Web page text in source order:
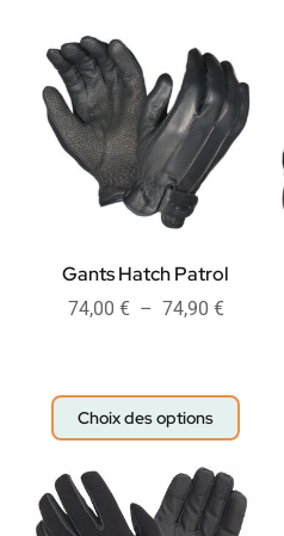
Gants Hatch Patrol
74,00 € – 74,90 €
Choix des options